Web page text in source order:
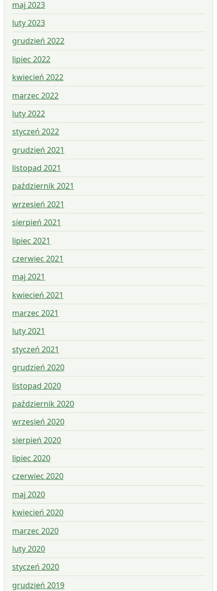
maj 2023
luty 2023
grudzień 2022
lipiec 2022
kwiecień 2022
marzec 2022
luty 2022
styczeń 2022
grudzień 2021
listopad 2021
październik 2021
wrzesień 2021
sierpień 2021
lipiec 2021
czerwiec 2021
maj 2021
kwiecień 2021
marzec 2021
luty 2021
styczeń 2021
grudzień 2020
listopad 2020
październik 2020
wrzesień 2020
sierpień 2020
lipiec 2020
czerwiec 2020
maj 2020
kwiecień 2020
marzec 2020
luty 2020
styczeń 2020
grudzień 2019